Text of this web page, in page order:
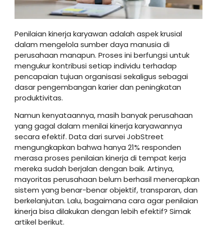
Penilaian kinerja karyawan adalah aspek krusial
dalam mengelola sumber daya manusia di
perusahaan manapun. Proses ini berfungsi untuk
mengukur kontribusi setiap individu terhadap
pencapaian tujuan organisasi sekaligus sebagai
dasar pengembangan karier dan peningkatan
produktivitas.
Namun kenyataannya, masih banyak perusahaan
yang gagal dalam menilai kinerja karyawannya
secara efektif. Data dari survei JobStreet
mengungkapkan bahwa hanya 21% responden
merasa proses penilaian kinerja di tempat kerja
mereka sudah berjalan dengan baik. Artinya,
mayoritas perusahaan belum berhasil menerapkan
sistem yang benar-benar objektif, transparan, dan
berkelanjutan. Lalu, bagaimana cara agar penilaian
kinerja bisa dilakukan dengan lebih efektif? Simak
artikel berikut.